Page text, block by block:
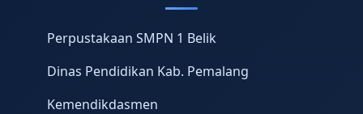
Perpustakaan SMPN 1 Belik
Dinas Pendidikan Kab. Pemalang
Kemendikdasmen